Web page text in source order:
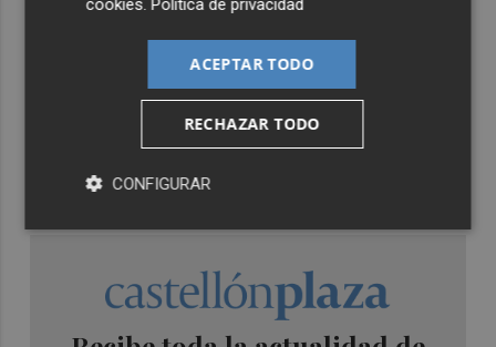
cookies.Política de privacidad
ACEPTAR TODO
RECHAZAR TODO
CONFIGURAR